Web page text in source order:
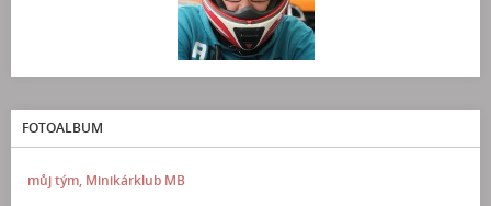
FOTOALBUM
můj tým, Minikárklub MB